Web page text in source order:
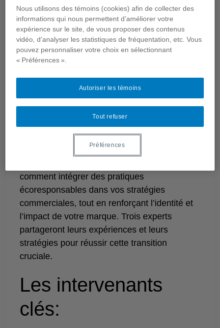
peuvent allier
réduction de
l’empreinte carbone
et valorisation de
leur image de
marque ?
comment intégrer des pratiques
écoresponsables dans vos stratégies
commerciales, tout en renforçant l’identité et
l’impact de votre marque. Trois experts
partageront leurs expériences et leurs
stratégies pour réussir cette transition
cruciale.
Les intervenants
clés:
Nous utilisons des témoins (cookies) afin de collecter des
informations qui nous permettent d’améliorer votre
expérience sur le site, de vous proposer des contenus
vidéo, d’analyser les statistiques de fréquentation, etc. Vous
pouvez personnaliser votre choix en sélectionnant
« Préférences ».
Tout refuser
Autoriser les témoins
Préférences